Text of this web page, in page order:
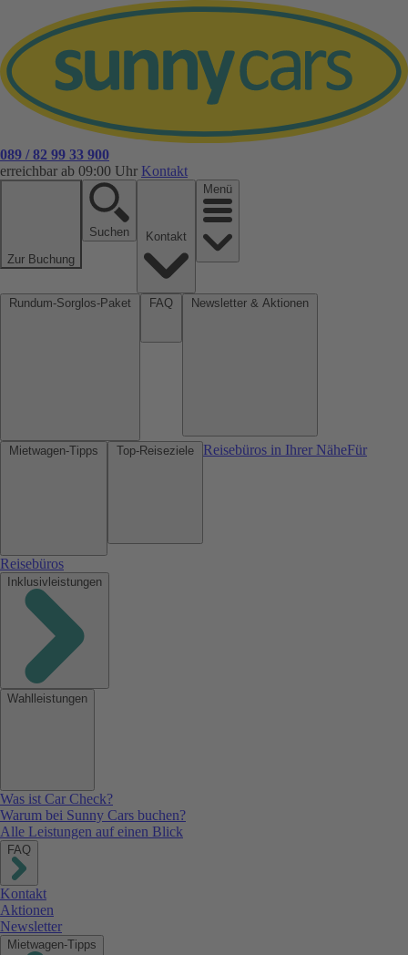
089 / 82 99 33 900
erreichbar ab 09:00 Uhr Kontakt
Zur Buchung
Suchen
Menü
Reisebüros in Ihrer NäheFür
Reisebüros
Inklusivleistungen
Wahlleistungen
Was ist Car Check?
Warum bei Sunny Cars buchen?
Alle Leistungen auf einen Blick
FAQ
Kontakt
Aktionen
Newsletter
Mietwagen-Tipps